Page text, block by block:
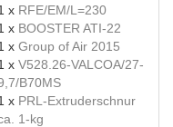
x RFE/EM/L=230
x BOOSTER ATI-22
x Group of Air 2015
x V528.26-VALCOA/27-
B70MS
x PRL-Extruderschnur
1-kg